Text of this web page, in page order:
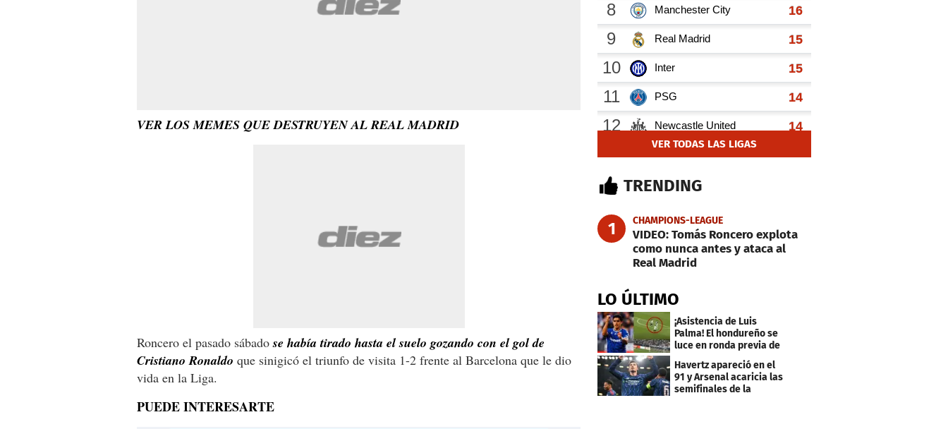
VER LOS MEMES QUE DESTRUYEN AL REAL MADRID
Roncero el pasado sábadose había tirado hasta el suelo gozando con el gol de
Cristiano Ronaldo que sinigicó el triunfo de visita 1-2 frente al Barcelona que le dio
vida en la Liga.
PUEDE INTERESARTE
VER TODAS LAS LIGAS
TRENDING
1 CHAMPIONS-LEAGUE
VIDEO: Tomás Roncero explota
como nunca antes y ataca al
Real Madrid
LO ÚLTIMO
¡Asistencia de Luis
Palma! El hondureño se
luce en ronda previa de
Havertz apareció en el
91 y Arsenal acaricia las
semifinales de la